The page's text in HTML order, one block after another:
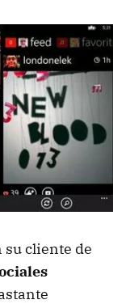
su cliente de